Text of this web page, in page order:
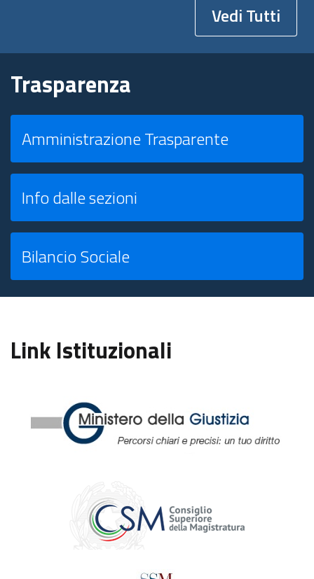
Vedi Tutti
Trasparenza
Amministrazione Trasparente
Info dalle sezioni
Bilancio Sociale
Link Istituzionali